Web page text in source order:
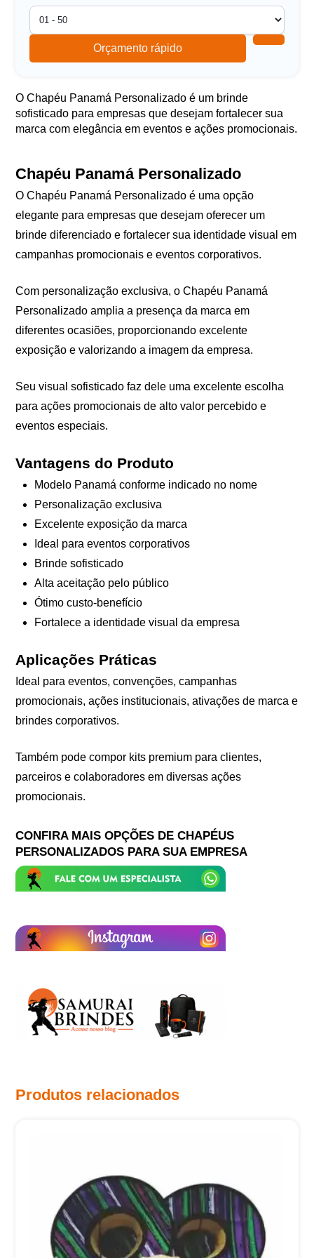
Orçamento rápido
O Chapéu Panamá Personalizado é um brinde
sofisticado para empresas que desejam fortalecer sua
marca com elegância em eventos e ações promocionais.
Chapéu Panamá Personalizado
O Chapéu Panamá Personalizado é uma opção
elegante para empresas que desejam oferecer um
brinde diferenciado e fortalecer sua identidade visual em
campanhas promocionais e eventos corporativos.
Com personalização exclusiva, o Chapéu Panamá
Personalizado amplia a presença da marca em
diferentes ocasiões, proporcionando excelente
exposição e valorizando a imagem da empresa.
Seu visual sofisticado faz dele uma excelente escolha
para ações promocionais de alto valor percebido e
eventos especiais.
Vantagens do Produto
Modelo Panamá conforme indicado no nome
Personalização exclusiva
Excelente exposição da marca
Ideal para eventos corporativos
Brinde sofisticado
Alta aceitação pelo público
Ótimo custo-benefício
Fortalece a identidade visual da empresa
Aplicações Práticas
Ideal para eventos, convenções, campanhas
promocionais, ações institucionais, ativações de marca e
brindes corporativos.
Também pode compor kits premium para clientes,
parceiros e colaboradores em diversas ações
promocionais.
CONFIRA MAIS OPÇÕES DE CHAPÉUS
PERSONALIZADOS PARA SUA EMPRESA
Produtos relacionados